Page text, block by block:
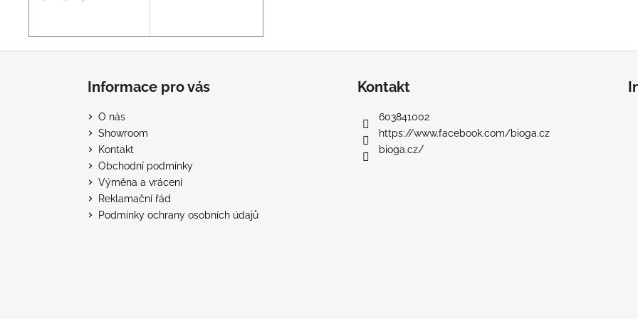
Informace pro vás
O nás
Showroom
Kontakt
Obchodní podmínky
Výměna a vrácení
Reklamační řád
Podmínky ochrany osobních údajů
Kontakt
603841002
https://www.facebook.com/bioga.cz
bioga.cz/